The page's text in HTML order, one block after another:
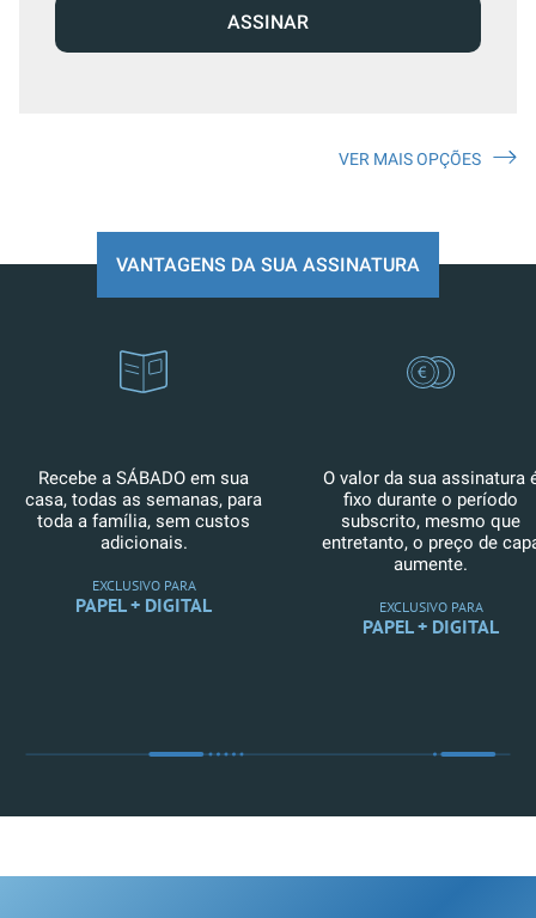
ASSINAR
VER MAIS OPÇÕES
VANTAGENS DA SUA ASSINATURA
Recebe a SÁBADO em sua
casa, todas as semanas, para
toda a família, sem custos
adicionais.
EXCLUSIVO PARA
PAPEL + DIGITAL
O valor da sua assinatura
fixo durante o período
subscrito, mesmo que
entretanto, o preço de
aumente.
EXCLUSIVO PARA
PAPEL + DIGITAL